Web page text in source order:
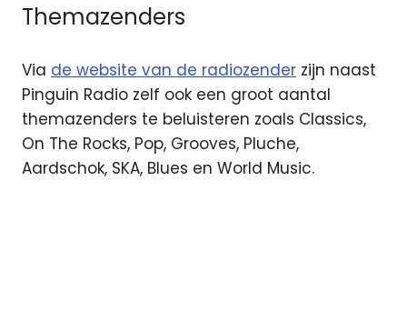
Themazenders
Via de website van de radiozender zijn naast
Pinguin Radio zelf ook een groot aantal
themazenders te beluisteren zoals Classics,
On The Rocks, Pop, Grooves, Pluche,
Aardschok, SKA, Blues en World Music.